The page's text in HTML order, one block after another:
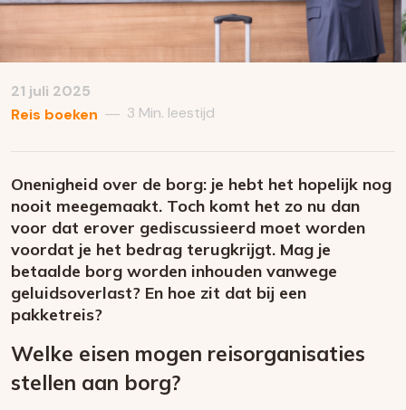
21 juli 2025
Reis boeken — 3 Min. leestijd
Onenigheid over de borg: je hebt het hopelijk nog
nooit meegemaakt. Toch komt het zo nu dan
voor dat erover gediscussieerd moet worden
voordat je het bedrag terugkrijgt. Mag je
betaalde borg worden inhouden vanwege
geluidsoverlast? En hoe zit dat bij een
pakketreis?
Welke eisen mogen reisorganisaties
stellen aan borg?